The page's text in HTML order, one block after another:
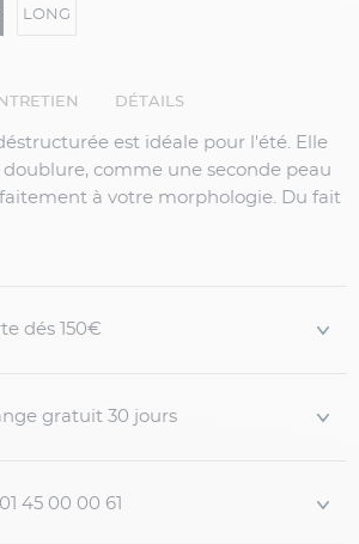
LONG
DÉTAILS
est idéale pour l'été. Elle
doublure, comme une seconde peau
à votre morphologie. Du fait
lin, elle se porte plutôt dans un
dés 150€
gratuit 30 jours
45 00 00 61